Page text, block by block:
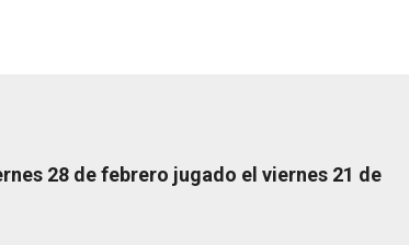
28 de febrero jugado el viernes 21 de